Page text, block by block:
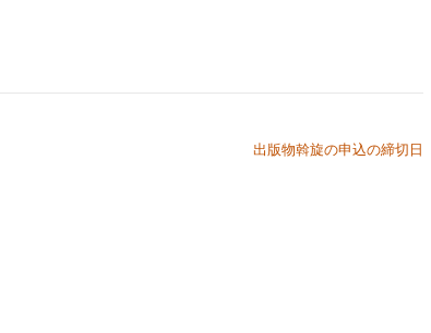
出版物斡旋の申込の締切日